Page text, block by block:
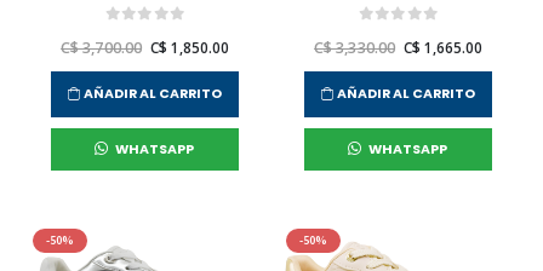
C$ 3,700.00 C$ 1,850.00
AÑADIR AL CARRITO
WHATSAPP
C$ 3,330.00 C$ 1,665.00
AÑADIR AL CARRITO
WHATSAPP
-50% -50%